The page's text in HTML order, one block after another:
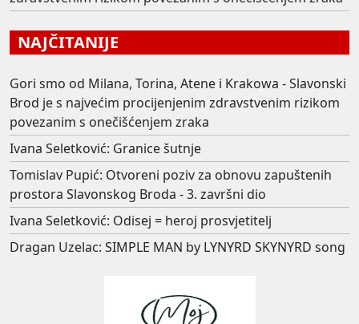
NAJČITANIJE
Gori smo od Milana, Torina, Atene i Krakowa - Slavonski
Brod je s najvećim procijenjenim zdravstvenim rizikom
povezanim s onečišćenjem zraka
Ivana Seletković: Granice šutnje
Tomislav Pupić: Otvoreni poziv za obnovu zapuštenih
prostora Slavonskog Broda - 3. završni dio
Ivana Seletković: Odisej = heroj prosvjetitelj
Dragan Uzelac: SIMPLE MAN by LYNYRD SKYNYRD song